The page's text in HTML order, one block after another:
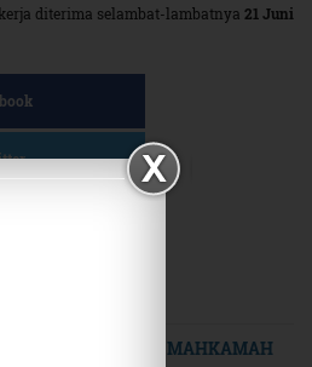
diterima selambat-lambatnya 21 Juni
2014 Seleksi CPNS MAHKAMAH